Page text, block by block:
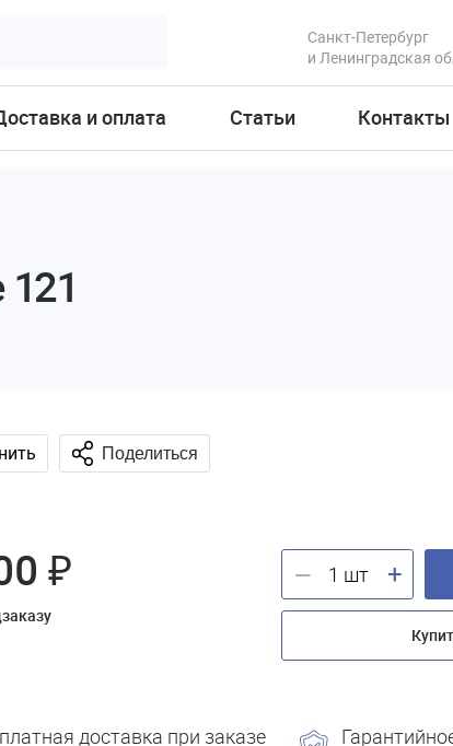
Санкт-Петербург
и Ленинградская
и оплата Статьи Контакты
₽ — +
доставка при заказе